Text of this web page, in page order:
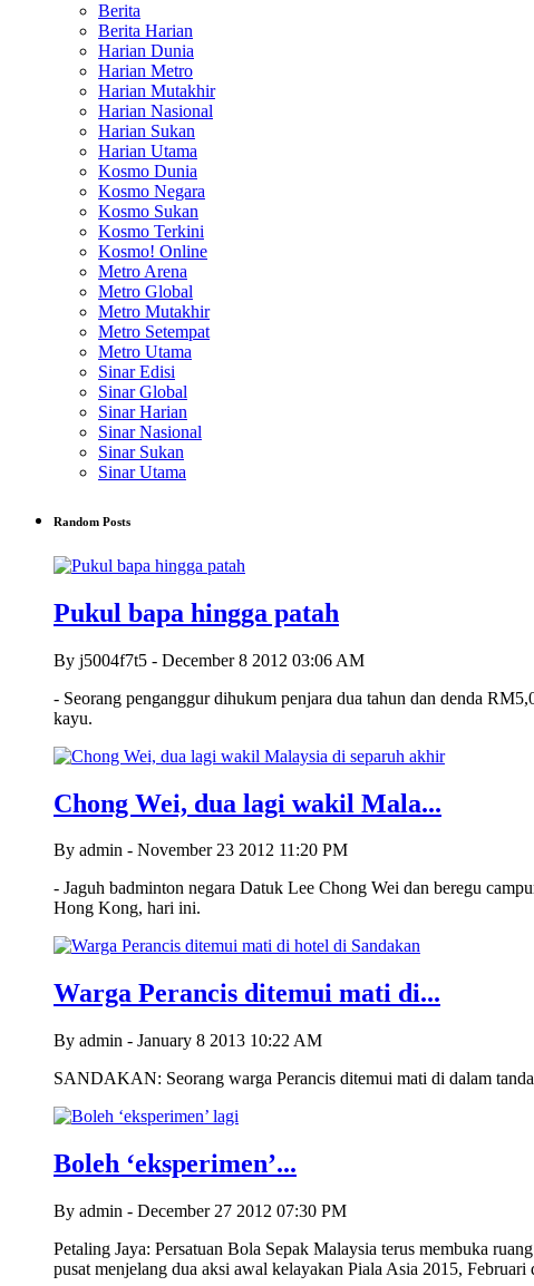
Berita
Berita Harian
Harian Dunia
Harian Metro
Harian Mutakhir
Harian Nasional
Harian Sukan
Harian Utama
Kosmo Dunia
Kosmo Negara
Kosmo Sukan
Kosmo Terkini
Kosmo! Online
Metro Arena
Metro Global
Metro Mutakhir
Metro Setempat
Metro Utama
Sinar Edisi
Sinar Global
Sinar Harian
Sinar Nasional
Sinar Sukan
Sinar Utama
Random Posts
Pukul bapa hingga patah
By j5004f7t5 - December 8 2012 03:06 AM
- Seorang penganggur dihukum penjara dua tahun dan denda
kayu.
Chong Wei, dua lagi wakil Mala...
By admin - November 23 2012 11:20 PM
- Jaguh badminton negara Datuk Lee Chong Wei dan beregu
Hong Kong, hari ini.
Warga Perancis ditemui mati di...
By admin - January 8 2013 10:22 AM
SANDAKAN: Seorang warga Perancis ditemui mati di dalam
Boleh ‘eksperimen’...
By admin - December 27 2012 07:30 PM
Petaling Jaya: Persatuan Bola Sepak Malaysia terus membuka
pusat menjelang dua aksi awal kelayakan Piala Asia 2015, Februari